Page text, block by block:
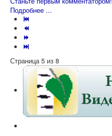
Подробнее ...
Страница 5 из 8